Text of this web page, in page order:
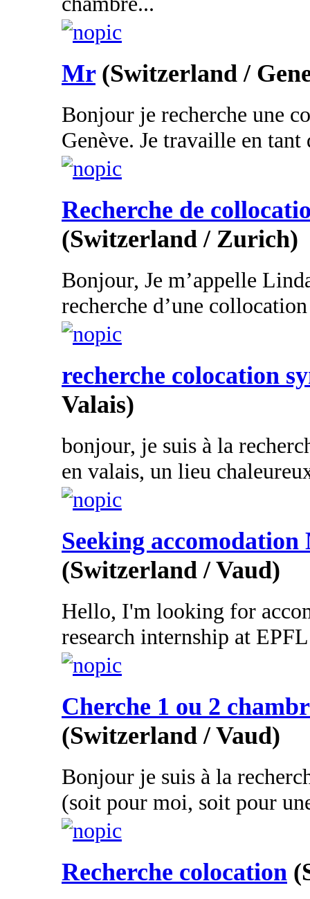
Mr (Switzerland /
Bonjour je recherche une
Genève. Je travaille en
Recherche de
(Switzerland / Zurich)
Bonjour, Je m’appelle
recherche d’une
recherche colocation
Valais)
bonjour, je suis à la
en valais, un lieu
Seeking
(Switzerland / Vaud)
Hello, I'm looking for
research internship at
Cherche 1 ou 2
(Switzerland / Vaud)
Bonjour je suis à la
(soit pour moi, soit pour
Recherche colocation